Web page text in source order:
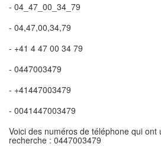
- 04_47_00_34_79
- 04,47,00,34,79
- +41 4 47 00 34 79
- 0447003479
- +41447003479
- 0041447003479
Voici des numéros de téléphone qui
recherche : 0447003479